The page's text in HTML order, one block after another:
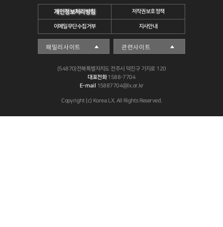
개인정보처리방침 저작권보호정책
이메일무단수집거부 지사안내
(54870)전북특별자치도 전주시 덕진구 기지로 120
대표전화1588-7704
E-mail 15887704@lx.or.kr
Copyright (c) Korea LX. All Rights Reserved.